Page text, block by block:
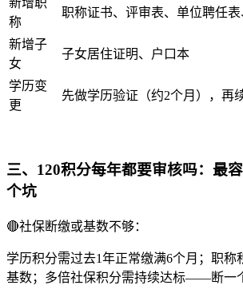
称
职称证书、评审表、单位聘任
新增子
女
子女居住证明、户口本
学历变
更
先做学历验证（约2个月），再
三、120积分每年都要审核吗：最
个坑
🔴社保断缴或基数不够：
学历积分需过去1年正常缴满6个月；职称
基数；多倍社保积分需持续达标——断一